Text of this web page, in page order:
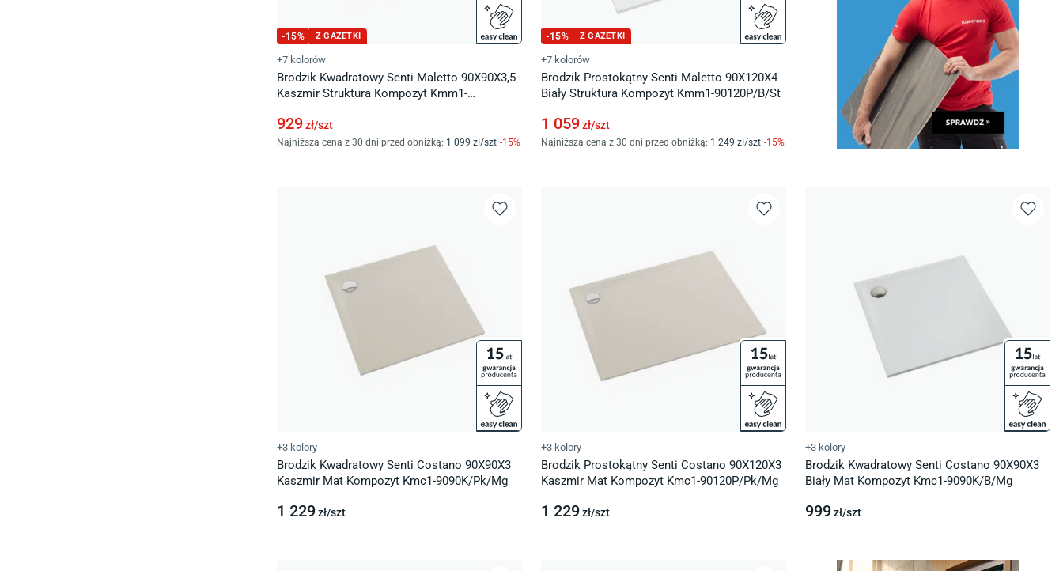
-15% Z GAZETKI
+7 kolorów
Brodzik Kwadratowy Senti Maletto 90X90X3,5
Kaszmir Struktura Kompozyt Kmm1-
929zł/szt
Najniższa cena z 30 dni przed obniżką: 1 099 zł/szt -15%
-15% Z GAZETKI
+7 kolorów
Brodzik Prostokątny Senti Maletto 90X120X4
Biały Struktura Kompozyt Kmm1-90120P/B/St
1 059zł/szt
Najniższa cena z 30 dni przed obniżką: 1 249 zł/szt -15%
+3 kolory
Brodzik Kwadratowy Senti Costano 90X90X3
Kaszmir Mat Kompozyt Kmc1-9090K/Pk/Mg
1 229zł/szt
+3 kolory
Brodzik Prostokątny Senti Costano 90X120X3
Kaszmir Mat Kompozyt Kmc1-90120P/Pk/Mg
1 229zł/szt
+3 kolory
Brodzik Kwadratowy Senti Costano 90X90X3
Biały Mat Kompozyt Kmc1-9090K/B/Mg
999zł/szt